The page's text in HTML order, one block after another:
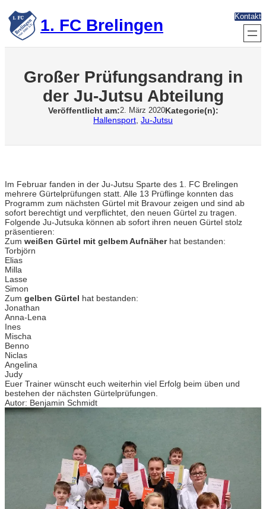
Zum
Inhalt
springen 1. FC Brelingen Kontakt
Großer Prüfungsandrang in
der Ju-Jutsu Abteilung
Veröffentlicht am:2. März 2020Kategorie(n):
Hallensport Ju-Jutsu
Im Februar fanden in der Ju-Jutsu Sparte des 1. FC Brelingen
mehrere Gürtelprüfungen statt. Alle 13 Prüflinge konnten das
Programm zum nächsten Gürtel mit Bravour zeigen und sind ab
sofort berechtigt und verpflichtet, den neuen Gürtel zu tragen.
Folgende Ju-Jutsuka können ab sofort ihren neuen Gürtel stolz
präsentieren:
Zum weißen Gürtel mit gelbem Aufnäherhat bestanden:
Torbjörn
Elias
Milla
Lasse
Simon
Zum gelben Gürtel hat bestanden:
Jonathan
Anna-Lena
Ines
Mischa
Benno
Niclas
Angelina
Judy
Euer Trainer wünscht euch weiterhin viel Erfolg beim üben und
bestehen der nächsten Gürtelprüfungen.
Autor: Benjamin Schmidt